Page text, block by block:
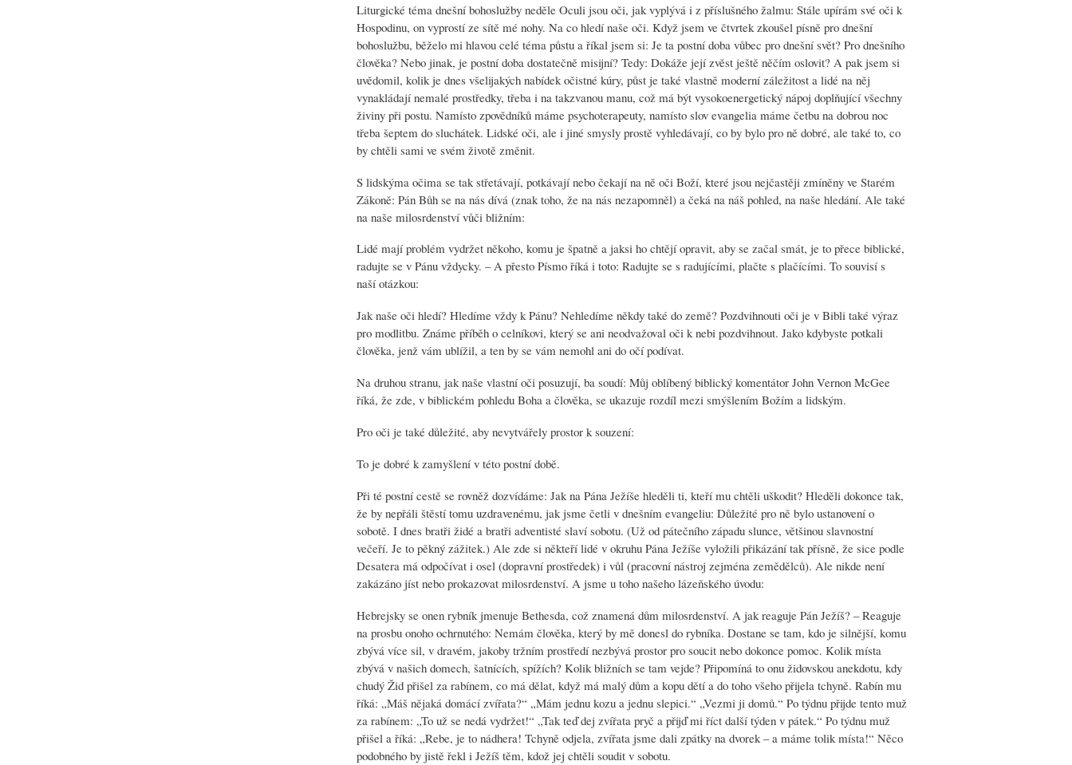
Liturgické téma dnešní bohoslužby neděle Oculi jsou oči, jak vyplývá i z příslušného žalmu: Stále upírám své oči k
Hospodinu, on vyprostí ze sítě mé nohy. Na co hledí naše oči. Když jsem ve čtvrtek zkoušel písně pro dnešní
bohoslužbu, běželo mi hlavou celé téma půstu a říkal jsem si: Je ta postní doba vůbec pro dnešní svět? Pro dnešního
člověka? Nebo jinak, je postní doba dostatečně misijní? Tedy: Dokáže její zvěst ještě něčím oslovit? A pak jsem si
uvědomil, kolik je dnes všelijakých nabídek očistné kúry, půst je také vlastně moderní záležitost a lidé na něj
vynakládají nemalé prostředky, třeba i na takzvanou manu, což má být vysokoenergetický nápoj doplňující všechny
živiny při postu. Namísto zpovědníků máme psychoterapeuty, namísto slov evangelia máme četbu na dobrou noc
třeba šeptem do sluchátek. Lidské oči, ale i jiné smysly prostě vyhledávají, co by bylo pro ně dobré, ale také to, co
by chtěli sami ve svém životě změnit.
S lidskýma očima se tak střetávají, potkávají nebo čekají na ně oči Boží, které jsou nejčastěji zmíněny ve Starém
Zákoně: Pán Bůh se na nás dívá (znak toho, že na nás nezapomněl) a čeká na náš pohled, na naše hledání. Ale také
na naše milosrdenství vůči bližním:
Lidé mají problém vydržet někoho, komu je špatně a jaksi ho chtějí opravit, aby se začal smát, je to přece biblické,
radujte se v Pánu vždycky. – A přesto Písmo říká i toto: Radujte se s radujícími, plačte s plačícími. To souvisí s
naší otázkou:
Jak naše oči hledí? Hledíme vždy k Pánu? Nehledíme někdy také do země? Pozdvihnouti oči je v Bibli také výraz
pro modlitbu. Známe příběh o celníkovi, který se ani neodvažoval oči k nebi pozdvihnout. Jako kdybyste potkali
člověka, jenž vám ublížil, a ten by se vám nemohl ani do očí podívat.
Na druhou stranu, jak naše vlastní oči posuzují, ba soudí: Můj oblíbený biblický komentátor John Vernon McGee
říká, že zde, v biblickém pohledu Boha a člověka, se ukazuje rozdíl mezi smýšlením Božím a lidským.
Pro oči je také důležité, aby nevytvářely prostor k souzení:
To je dobré k zamyšlení v této postní době.
Při té postní cestě se rovněž dozvídáme: Jak na Pána Ježíše hleděli ti, kteří mu chtěli uškodit? Hleděli dokonce tak,
že by nepřáli štěstí tomu uzdravenému, jak jsme četli v dnešním evangeliu: Důležité pro ně bylo ustanovení o
sobotě. I dnes bratři židé a bratři adventisté slaví sobotu. (Už od pátečního západu slunce, většinou slavnostní
večeří. Je to pěkný zážitek.) Ale zde si někteří lidé v okruhu Pána Ježíše vyložili přikázání tak přísně, že sice podle
Desatera má odpočívat i osel (dopravní prostředek) i vůl (pracovní nástroj zejména zemědělců). Ale nikde není
zakázáno jíst nebo prokazovat milosrdenství. A jsme u toho našeho lázeňského úvodu:
Hebrejsky se onen rybník jmenuje Bethesda, což znamená dům milosrdenství. A jak reaguje Pán Ježíš? – Reaguje
na prosbu onoho ochrnutého: Nemám člověka, který by mě donesl do rybníka. Dostane se tam, kdo je silnější, komu
zbývá více sil, v dravém, jakoby tržním prostředí nezbývá prostor pro soucit nebo dokonce pomoc. Kolik místa
zbývá v našich domech, šatnících, spížích? Kolik bližních se tam vejde? Připomíná to onu židovskou anekdotu, kdy
chudý Žid přišel za rabínem, co má dělat, když má malý dům a kopu dětí a do toho všeho přijela tchyně. Rabín mu
říká: „Máš nějaká domácí zvířata?“ „Mám jednu kozu a jednu slepici.“ „Vezmi ji domů.“ Po týdnu přijde tento muž
za rabínem: „To už se nedá vydržet!“ „Tak teď dej zvířata pryč a přijď mi říct další týden v pátek.“ Po týdnu muž
přišel a říká: „Rebe, je to nádhera! Tchyně odjela, zvířata jsme dali zpátky na dvorek – a máme tolik místa!“ Něco
podobného by jistě řekl i Ježíš těm, kdož jej chtěli soudit v sobotu.